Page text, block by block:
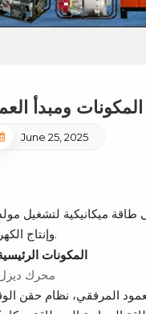
ومبدأ
June 25, 2025
طاقة ميكانيكية لتشغيل
وإنتاج الكهرباء.
1. المكونات
محرك